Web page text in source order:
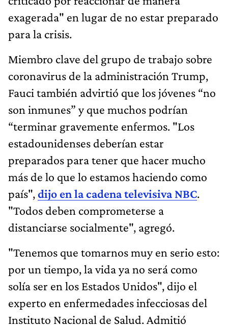
exagerada" en lugar de no estar preparado
para la crisis.
Miembro clave del grupo de trabajo sobre
coronavirus de la administración Trump,
Fauci también advirtió que los jóvenes “no
son inmunes” y que muchos podrían
“terminar gravemente enfermos. "Los
estadounidenses deberían estar
preparados para tener que hacer mucho
más de lo que lo estamos haciendo como
país",dijo en la cadena televisiva NBC.
"Todos deben comprometerse a
distanciarse socialmente", agregó.
"Tenemos que tomarnos muy en serio esto:
por un tiempo, la vida ya no será como
solía ser en los Estados Unidos", dijo el
experto en enfermedades infecciosas del
Instituto Nacional de Salud. Admitió